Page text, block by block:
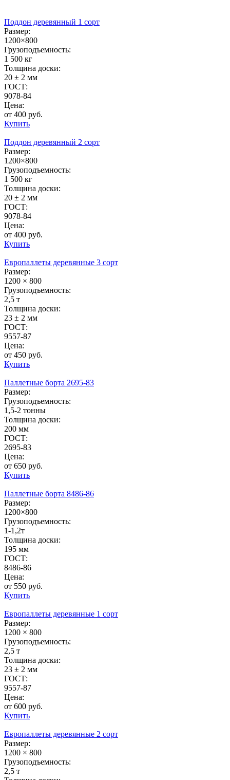
Поддон деревянный 1 сорт
Размер:
1200×800
Грузоподъемность:
1 500 кг
Толщина доски:
20 ± 2 мм
ГОСТ:
9078-84
Цена:
от 400 руб.
Купить
Поддон деревянный 2 сорт
Размер:
1200×800
Грузоподъемность:
1 500 кг
Толщина доски:
20 ± 2 мм
ГОСТ:
9078-84
Цена:
от 400 руб.
Купить
Европаллеты деревянные 3 сорт
Размер:
1200 × 800
Грузоподъемность:
2,5 т
Толщина доски:
23 ± 2 мм
ГОСТ:
9557-87
Цена:
от 450 руб.
Купить
Паллетные борта 2695-83
Размер:
Грузоподъемность:
1,5-2 тонны
Толщина доски:
200 мм
ГОСТ:
2695-83
Цена:
от 650 руб.
Купить
Паллетные борта 8486-86
Размер:
1200×800
Грузоподъемность:
1-1,2т
Толщина доски:
195 мм
ГОСТ:
8486-86
Цена:
от 550 руб.
Купить
Европаллеты деревянные 1 сорт
Размер:
1200 × 800
Грузоподъемность:
2,5 т
Толщина доски:
23 ± 2 мм
ГОСТ:
9557-87
Цена:
от 600 руб.
Купить
Европаллеты деревянные 2 сорт
Размер:
1200 × 800
Грузоподъемность:
2,5 т